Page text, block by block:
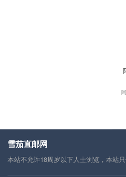
雪茄直邮网
本站不允许18周岁以下人士浏览，本站